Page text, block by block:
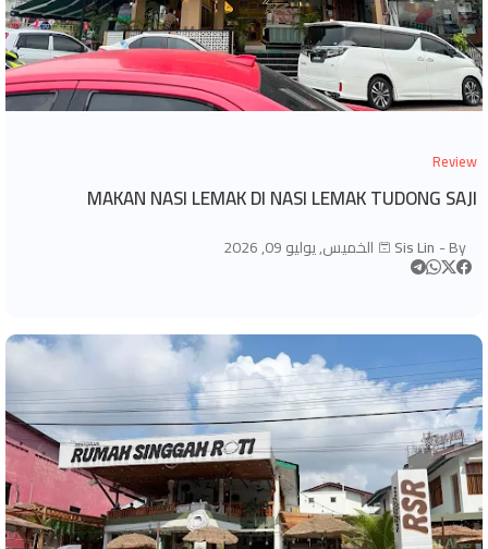
Review
MAKAN NASI LEMAK DI NASI LEMAK TUDONG SAJI
By -
Sis Lin الخميس, يوليو 09, 2026